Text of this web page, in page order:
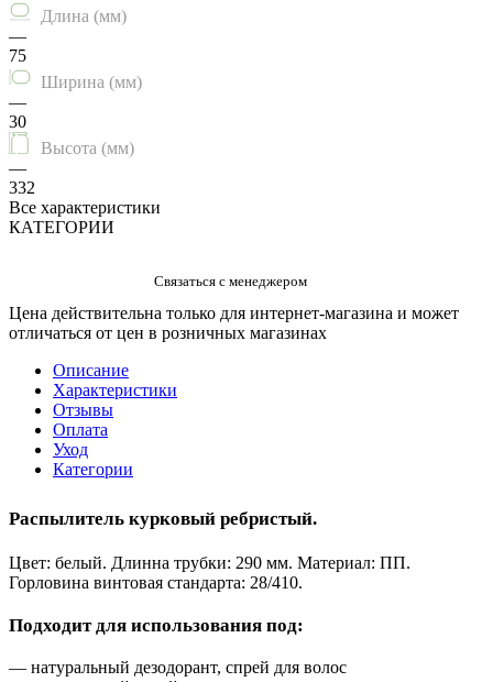
Длина (мм)
—
75
Ширина (мм)
—
30
Высота (мм)
—
332
Все характеристики
КАТЕГОРИИ
Цена действительна только для интернет-магазина и может
отличаться от цен в розничных магазинах
Описание
Характеристики
Отзывы
Оплата
Уход
Категории
Распылитель курковый ребристый.
Цвет: белый. Длинна трубки: 290 мм. Материал: ПП.
Горловина винтовая стандарта: 28/410.
Подходит для использования под:
— натуральный дезодорант, спрей для волос